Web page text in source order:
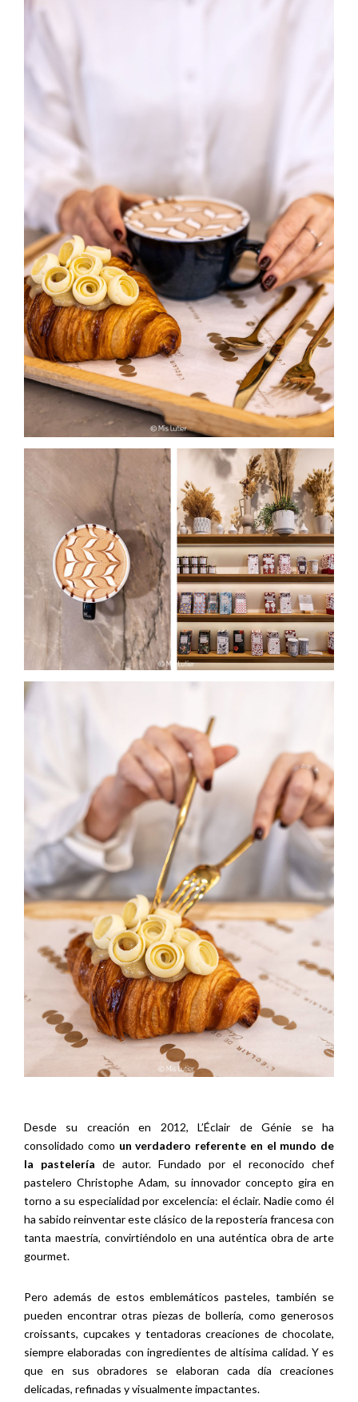
Desde su creación en 2012, L’Éclair de Génie se ha
consolidado como un verdadero referente en el mundo de
la pastelería de autor. Fundado por el reconocido chef
pastelero Christophe Adam, su innovador concepto gira en
torno a su especialidad por excelencia: el éclair. Nadie como él
ha sabido reinventar este clásico de la repostería francesa con
tanta maestría, convirtiéndolo en una auténtica obra de arte
gourmet.
Pero además de estos emblemáticos pasteles, también se
pueden encontrar otras piezas de bollería, como generosos
croissants, cupcakes y tentadoras creaciones de chocolate,
siempre elaboradas con ingredientes de altísima calidad. Y es
que en sus obradores se elaboran cada día creaciones
delicadas, refinadas y visualmente impactantes.